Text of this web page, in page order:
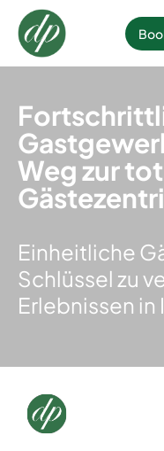
Weg zur
Einheitliche
Schlüssel zu
Erlebnissen in